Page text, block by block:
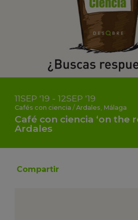
11SEP '19 - 12SEP '19
Cafés con ciencia /Ardales Málaga
Café con ciencia ‘on the
Ardales
Compartir